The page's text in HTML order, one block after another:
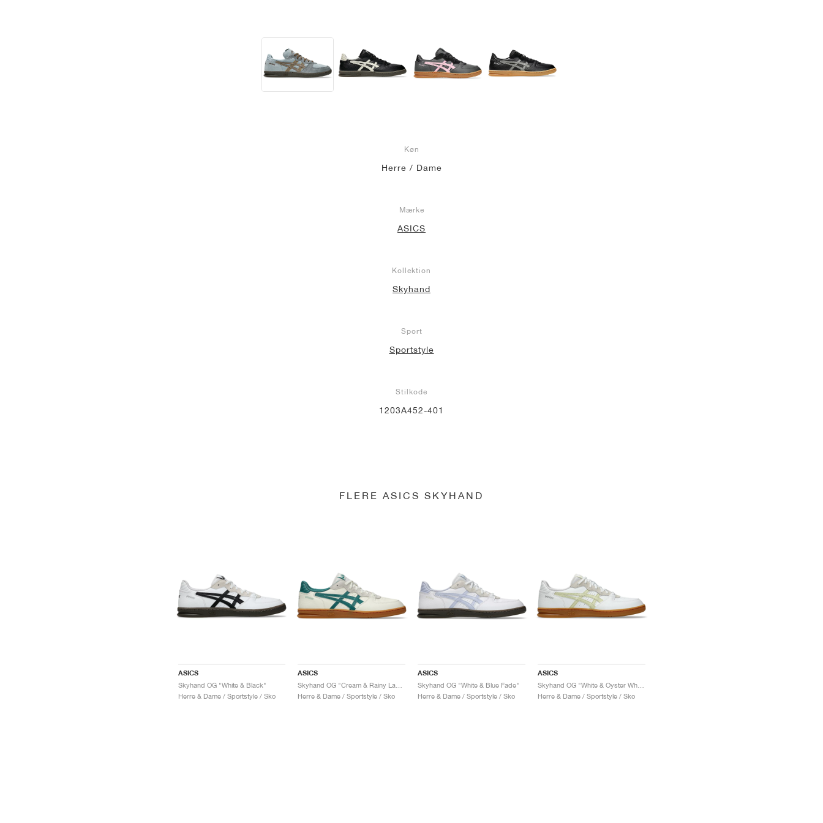
Køn
Herre / Dame
Mærke
ASICS
Kollektion
Skyhand
Sport
Sportstyle
Stilkode
1203A452-401
FLERE ASICS SKYHAND
ASICS
Skyhand OG "White & Black"
Herre & Dame / Sportstyle / Sko
ASICS
Herre & Dame / Sportstyle / Sko
ASICS
Skyhand OG "White & Blue Fade"
Herre & Dame / Sportstyle / Sko
ASICS
Skyhand OG "White & Oyster White"
Herre & Dame / Sportstyle / Sko